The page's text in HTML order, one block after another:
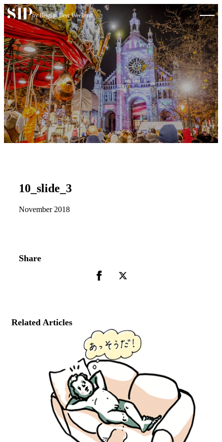
Skip to content
by Belgian Beer Weekend
10_slide_3
November 2018
Share
Related Articles